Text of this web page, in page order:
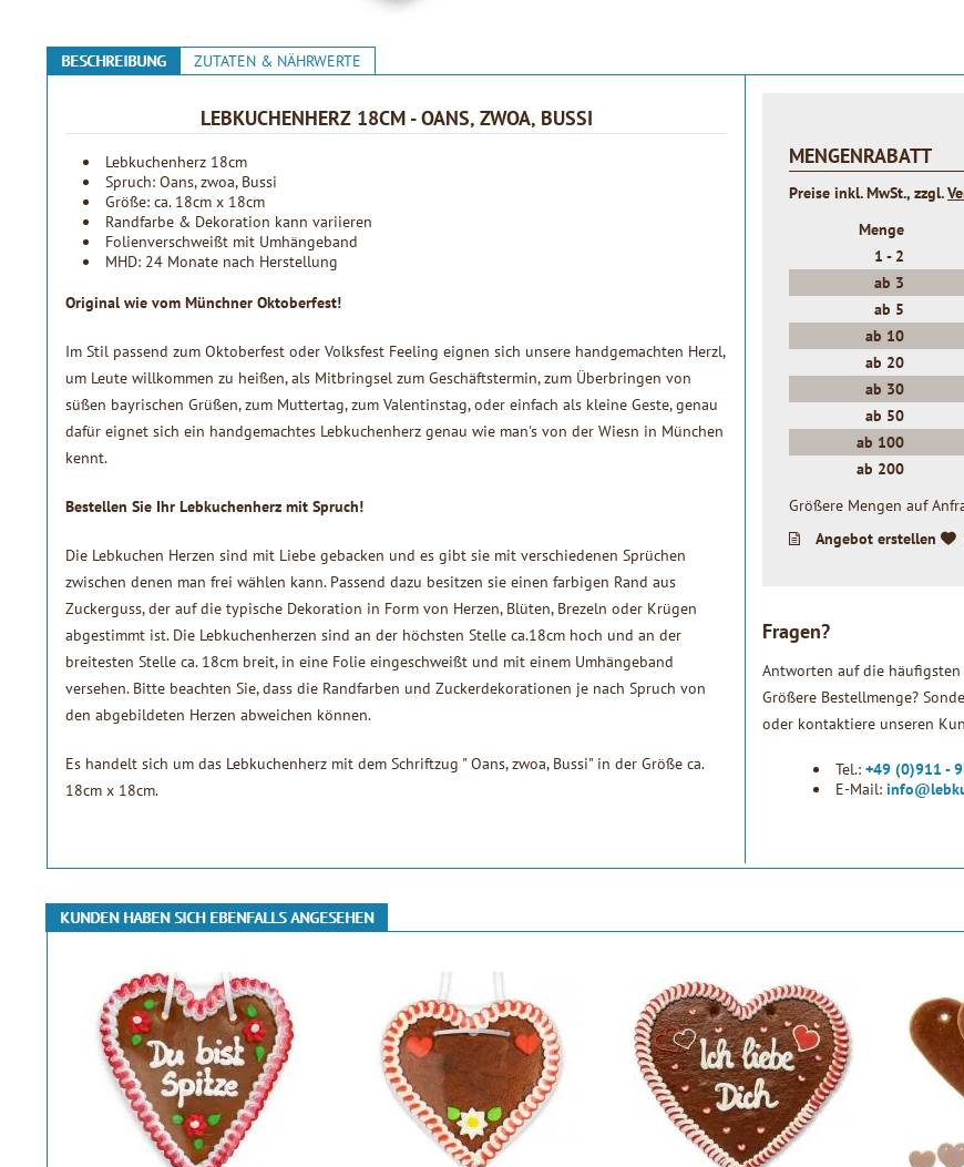
BESCHREIBUNG ZUTATEN & NÄHRWERTE
LEBKUCHENHERZ 18CM - OANS, ZWOA, BUSSI
Lebkuchenherz 18cm
Spruch: Oans, zwoa, Bussi
Größe: ca. 18cm x 18cm
Randfarbe & Dekoration kann variieren
Folienverschweißt mit Umhängeband
MHD: 24 Monate nach Herstellung
Original wie vom Münchner Oktoberfest!
Im Stil passend zum Oktoberfest oder Volksfest Feeling eignen sich unsere handgemachten Herzl,
um Leute willkommen zu heißen, als Mitbringsel zum Geschäftstermin, zum Überbringen von
süßen bayrischen Grüßen, zum Muttertag, zum Valentinstag, oder einfach als kleine Geste, genau
dafür eignet sich ein handgemachtes Lebkuchenherz genau wie man's von der Wiesn in München
kennt.
Bestellen Sie Ihr Lebkuchenherz mit Spruch!
Die Lebkuchen Herzen sind mit Liebe gebacken und es gibt sie mit verschiedenen Sprüchen
zwischen denen man frei wählen kann. Passend dazu besitzen sie einen farbigen Rand aus
Zuckerguss, der auf die typische Dekoration in Form von Herzen, Blüten, Brezeln oder Krügen
abgestimmt ist. Die Lebkuchenherzen sind an der höchsten Stelle ca.18cm hoch und an der
breitesten Stelle ca. 18cm breit, in eine Folie eingeschweißt und mit einem Umhängeband
versehen. Bitte beachten Sie, dass die Randfarben und Zuckerdekorationen je nach Spruch von
den abgebildeten Herzen abweichen können.
Es handelt sich um das Lebkuchenherz mit dem Schriftzug " Oans, zwoa, Bussi" in der Größe ca.
18cm x 18cm.
MENGENRABATT
Preise inkl. MwSt., zzgl.
Menge
1 - 2
ab 3
ab 5
ab 10
ab 20
ab 30
ab 50
ab 100
ab 200
Größere Mengen auf
Angebot erstellen
Fragen?
Antworten auf die
Größere Bestellmenge?
oder kontaktiere unseren
Tel.: +49 (0)911 -
E-Mail:
KUNDEN HABEN SICH EBENFALLS ANGESEHEN